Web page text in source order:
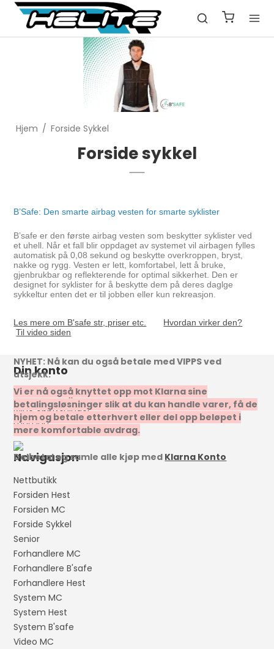
Hjem / Forside Sykkel
Forside sykkel
B’Safe: Den smarte airbag vesten for smarte syklister
B’safe er den første airbag vesten som beskytter syklister ved
et uhell. Når et fall blir oppdaget av systemet vil airbagen fylles
automatisk på 0,08 sekund og beskytte overkroppen, bryst,
nakke og rygg. Vesten er lett, komfortabel, lett å bruke,
gjenbrukbar og reflekterende for optimal sikkerhet. Den er
designet for syklister for å beskytte dem på deres daglge
sykkeltur enten det er til jobben eller kun rekreasjon.
Les mere om B'safe str, priser etc.
Hvordan virker den?
Til video siden
NYHET: Nå kan du også betale med VIPPS ved
utsjekk.
Vi er nå også knyttet opp mot Klarna sine
betalingsløsninger slik at du kan handle varer, få de
hjem og betale etterhvert eller del opp beløpet i
mere komfortable avdrag.
Delbetal og samle alle kjøp med Klarna Konto
Din konto
Mine bestillinger
Mine opplysninger
Logg inn
Navigasjon
Nettbutikk
Forsiden Hest
Forsiden MC
Forside Sykkel
Senior
Forhandlere MC
Forhandlere B'safe
Forhandlere Hest
System MC
System Hest
System B'safe
Video MC